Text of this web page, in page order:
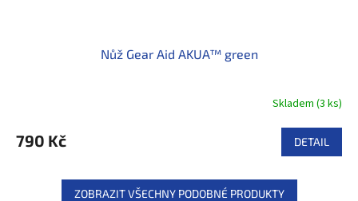
Nůž Gear Aid AKUA™ green
Skladem (3 ks)
790 Kč DETAIL
ZOBRAZIT VŠECHNY PODOBNÉ PRODUKTY